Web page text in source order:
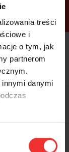
treści
i
o tym, jak
partnerom
danymi